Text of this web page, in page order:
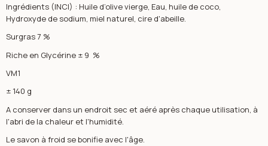
Ingrédients (INCI) : Huile d’olive vierge, Eau, huile de coco,
Hydroxyde de sodium, miel naturel, cire d'abeille.
Surgras 7 %
Riche en Glycérine ± 9 %
VM1
± 140 g
A conserver dans un endroit sec et aéré après chaque utilisation, à
l'abri de la chaleur et l'humidité.
Le savon à froid se bonifie avec l'âge.